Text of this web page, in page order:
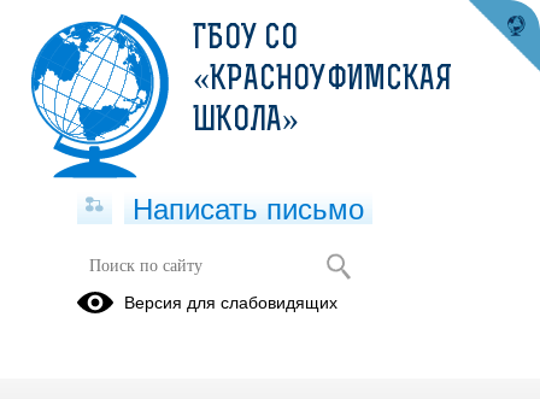
ГБОУ СО
«КРАСНОУФИМСКАЯ
ШКОЛА»
Написать письмо
Версия для слабовидящих